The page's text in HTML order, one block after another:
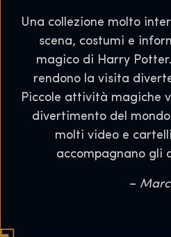
Una collezione molto
scena, costumi e
magico di Harry
rendono la visita
Piccole attività magiche
divertimento del
molti video e
accompagnano gli
– Marc